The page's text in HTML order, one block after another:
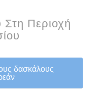
Περιοχή
δασκάλους